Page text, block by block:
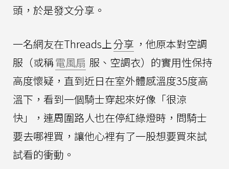
頭，於是發文分享。
一名網友在Threads上分享 ，他原本對空調
服（或稱電風扇 服、空調衣）的實用性保持
高度懷疑，直到近日在室外體感溫度35度高
溫下，看到一個騎士穿起來好像「很涼
快」，連周圍路人也在停紅綠燈時，問騎士
要去哪裡買，讓他心裡有了一股想要買來試
試看的衝動。